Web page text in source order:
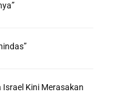
Israel Kini Merasakan